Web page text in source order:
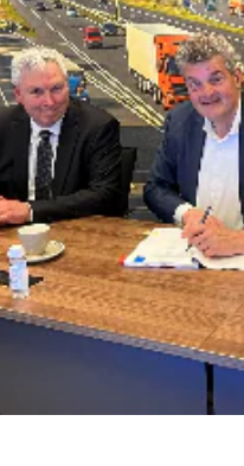
GT-Cornouaille
GTIE Air & Défense
GTIE Armorique
GTIE Rennes
GTIE Tertiaire
Guy Chatel
Hooyberghs
I.C.Entreprises
I.F.A.T
IFAT